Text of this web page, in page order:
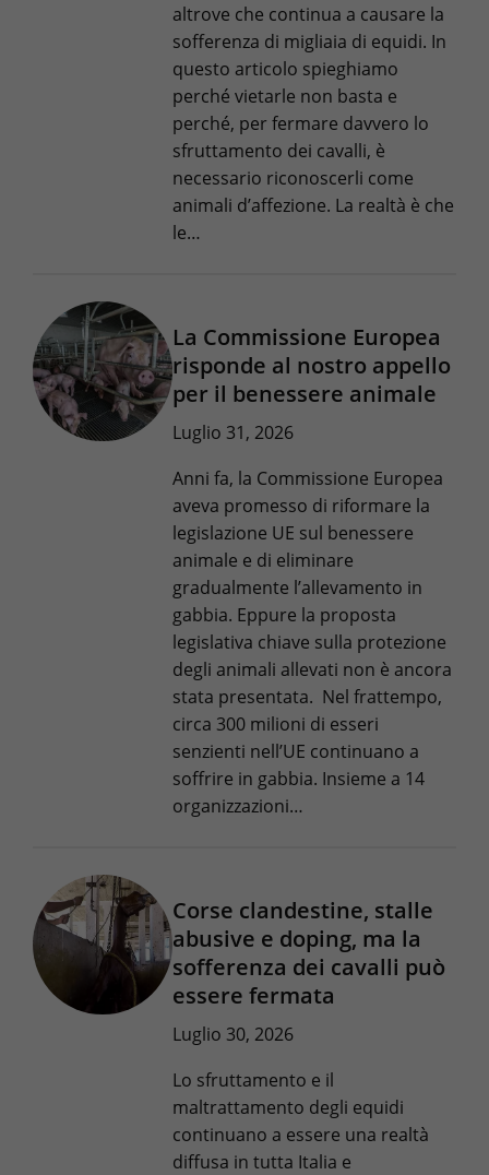
altrove che continua a causare la
sofferenza di migliaia di equidi. In
questo articolo spieghiamo
perché vietarle non basta e
perché, per fermare davvero lo
sfruttamento dei cavalli, è
necessario riconoscerli come
animali d’affezione. La realtà è che
le…
La Commissione Europea
risponde al nostro appello
per il benessere animale
Luglio 31, 2026
Anni fa, la Commissione Europea
aveva promesso di riformare la
legislazione UE sul benessere
animale e di eliminare
gradualmente l’allevamento in
gabbia. Eppure la proposta
legislativa chiave sulla protezione
degli animali allevati non è ancora
stata presentata. Nel frattempo,
circa 300 milioni di esseri
senzienti nell’UE continuano a
soffrire in gabbia. Insieme a 14
organizzazioni…
Corse clandestine, stalle
abusive e doping, ma la
sofferenza dei cavalli può
essere fermata
Luglio 30, 2026
Lo sfruttamento e il
maltrattamento degli equidi
continuano a essere una realtà
diffusa in tutta Italia e